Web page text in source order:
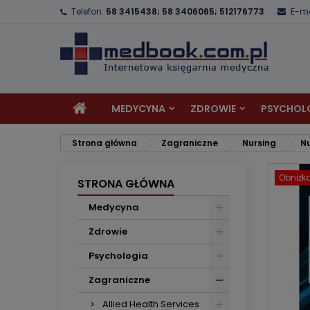
Telefon: 58 3415438; 58 3406065; 512176773 E-
MEDYCYNA ZDROWIE
Strona główna Zagraniczne Nursing
STRONA GŁÓWNA
Medycyna
Zdrowie
Psychologia
Zagraniczne
Allied Health Services